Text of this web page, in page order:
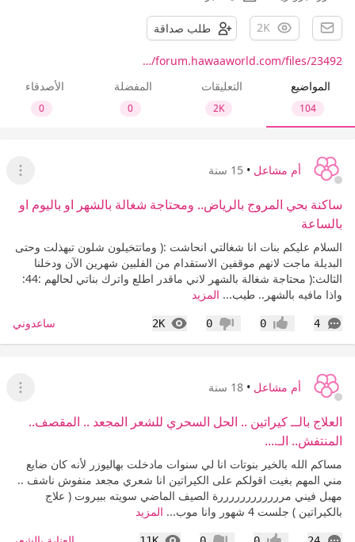
2K طلب صداقة
forum.hawaaworld.com/files/23492/…
المواضيع
104
التعليقات
2K
المفضلة
0
الأصدقاء
0
أم مشاعل • 15 سنة
عرض
ساكنة بحي المروج بالرياض.. ومحتاجة شغالة بالشهر او باليوم او
بالساعة
السلام عليكم بنات انا شغالتي انحاشت :( وماتتخيلون شلون تبهذلت وحتى
البديلة ماجت لانهم موقفين الاستقدام من الفلبين شهرين الآن ودخلنا
الثالث:( محتاجة شغالة بالشهر لاني ماقدر اطلع واترك بناتي لحالهم :44:
واذا مافيه بالشهر.. طيب... المزيد
4
التعليقات إعجاب0 عدم إعجاب
0
2K
المشاهدات ساعدوني
أم مشاعل • 18 سنة
عرض
العلاج بالــ كيراتين .. الحل السحري للشعر المجعد .. المقصف..
المنتفش.. الـ....
مساكم الله بالخير بنوتات انا لي سنوات مادخلت بهاليوزر لأنه كان ضايع
مني المهم بغيت اقولكم على الكيراتين انا شعري مجعد منفوش ناشف ..
مهبل فيني مررررررررررررة الصيف الماضي سويته ببيروت ( علاج
بالكيراتين ) جلست 4 شهور وانا موب...
المزيد